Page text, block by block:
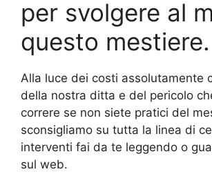
per svolgere al
questo mestiere.
Alla luce dei costi assolutamente
della nostra ditta e del pericolo
correre se non siete pratici del
sconsigliamo su tutta la linea di
interventi fai da te leggendo o
sul web.